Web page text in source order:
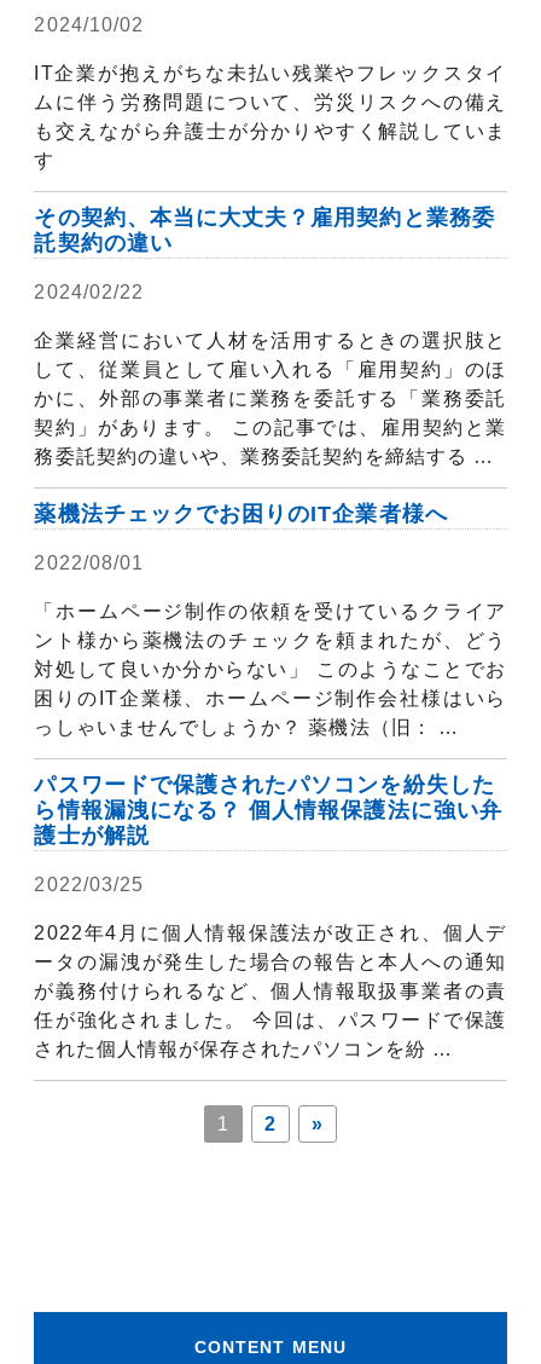
2024/10/02
IT企業が抱えがちな未払い残業やフレックスタイ
ムに伴う労務問題について、労災リスクへの備え
も交えながら弁護士が分かりやすく解説していま
す
その契約、本当に大丈夫？雇用契約と業務委
託契約の違い
2024/02/22
企業経営において人材を活用するときの選択肢と
して、従業員として雇い入れる「雇用契約」のほ
かに、外部の事業者に業務を委託する「業務委託
契約」があります。 この記事では、雇用契約と業
務委託契約の違いや、業務委託契約を締結する …
薬機法チェックでお困りのIT企業者様へ
2022/08/01
「ホームページ制作の依頼を受けているクライア
ント様から薬機法のチェックを頼まれたが、どう
対処して良いか分からない」 このようなことでお
困りのIT企業様、ホームページ制作会社様はいら
っしゃいませんでしょうか？ 薬機法（旧： …
パスワードで保護されたパソコンを紛失した
ら情報漏洩になる？ 個人情報保護法に強い弁
護士が解説
2022/03/25
2022年4月に個人情報保護法が改正され、個人デ
ータの漏洩が発生した場合の報告と本人への通知
が義務付けられるなど、個人情報取扱事業者の責
任が強化されました。 今回は、パスワードで保護
された個人情報が保存されたパソコンを紛 …
1 2 »
CONTENT MENU